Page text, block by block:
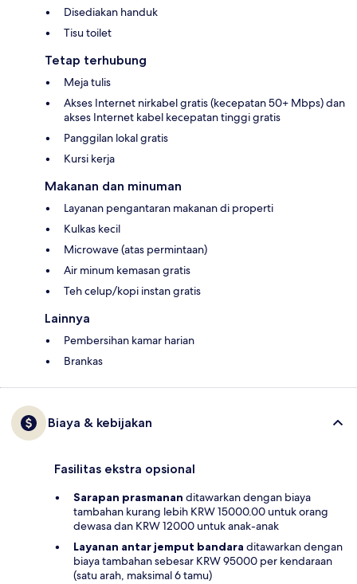
Disediakan handuk
Tisu toilet
Tetap terhubung
Meja tulis
Akses Internet nirkabel gratis (kecepatan 50+ Mbps) dan
akses Internet kabel kecepatan tinggi gratis
Panggilan lokal gratis
Kursi kerja
Makanan dan minuman
Layanan pengantaran makanan di properti
Kulkas kecil
Microwave (atas permintaan)
Air minum kemasan gratis
Teh celup/kopi instan gratis
Lainnya
Pembersihan kamar harian
Brankas
Biaya & kebijakan
Fasilitas ekstra opsional
Sarapan prasmanan ditawarkan dengan biaya
tambahan kurang lebih KRW 15000.00 untuk orang
dewasa dan KRW 12000 untuk anak-anak
Layanan antar jemput bandara ditawarkan dengan
biaya tambahan sebesar KRW 95000 per kendaraan
(satu arah, maksimal 6 tamu)